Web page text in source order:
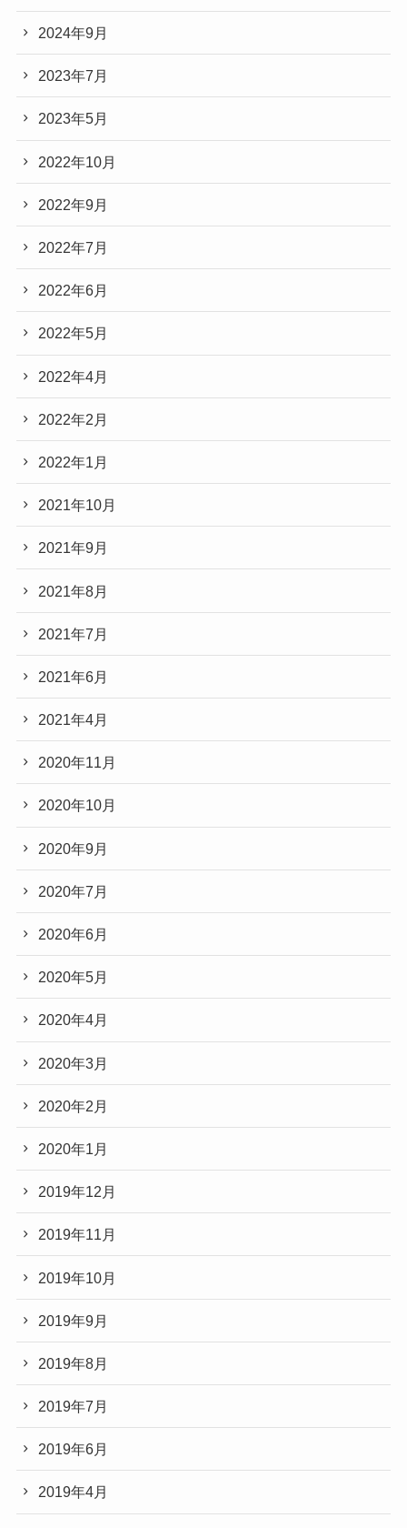
2024年9月
2023年7月
2023年5月
2022年10月
2022年9月
2022年7月
2022年6月
2022年5月
2022年4月
2022年2月
2022年1月
2021年10月
2021年9月
2021年8月
2021年7月
2021年6月
2021年4月
2020年11月
2020年10月
2020年9月
2020年7月
2020年6月
2020年5月
2020年4月
2020年3月
2020年2月
2020年1月
2019年12月
2019年11月
2019年10月
2019年9月
2019年8月
2019年7月
2019年6月
2019年4月